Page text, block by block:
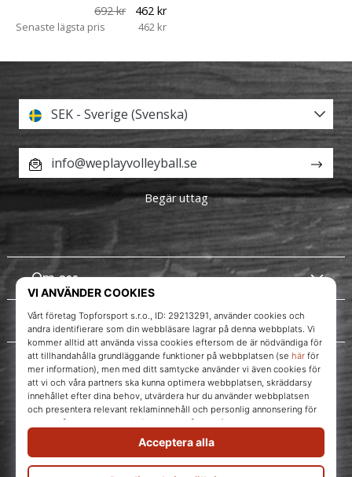
692 kr
462 kr
Senaste lägsta pris 462 kr
WePlayVolleyball.se
Instagram
Om oss
Kundtjänst
SEK - Sverige (Svenska)
info@weplayvolleyball.se
Begär uttag